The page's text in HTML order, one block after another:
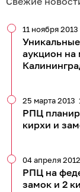
аукцион
11 ноября 2013
РПЦ
кирхи и
25 марта 2013
РПЦ на
замок и 2
04 апреля 2012